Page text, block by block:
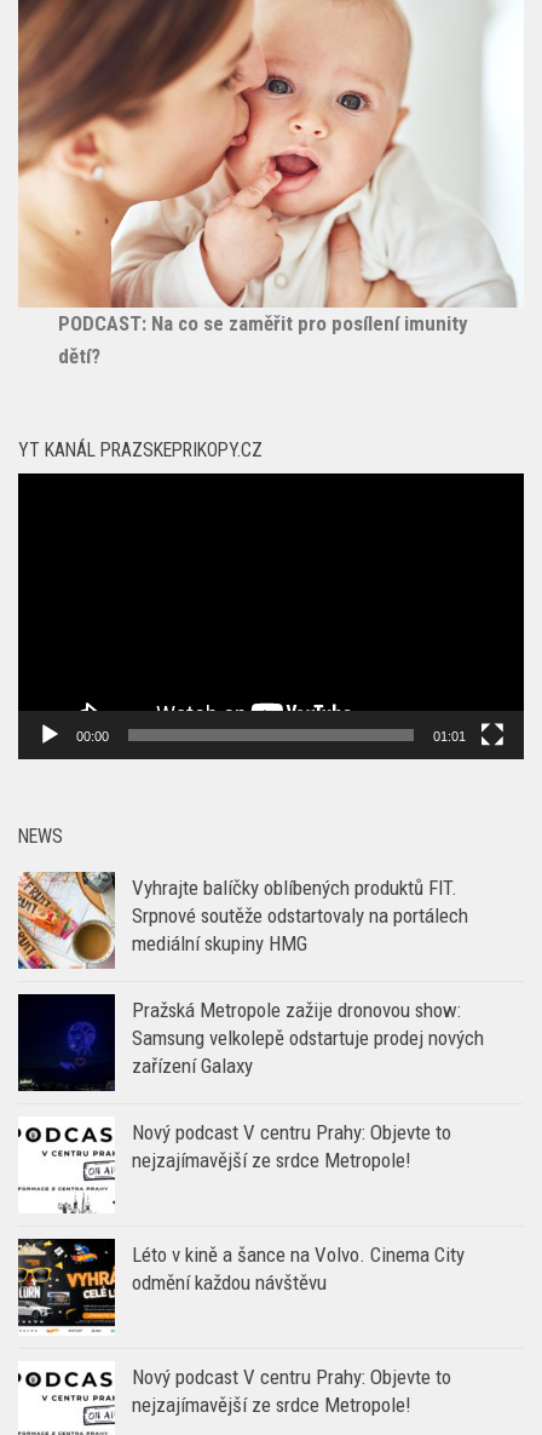
PODCAST: Na co se zaměřit pro posílení imunity
dětí?
YT KANÁL PRAZSKEPRIKOPY.CZ
00:00 01:01
NEWS
Vyhrajte balíčky oblíbených produktů FIT.
Srpnové soutěže odstartovaly na portálech
mediální skupiny HMG
Pražská Metropole zažije dronovou show:
Samsung velkolepě odstartuje prodej nových
zařízení Galaxy
Nový podcast V centru Prahy: Objevte to
nejzajímavější ze srdce Metropole!
Léto v kině a šance na Volvo. Cinema City
odmění každou návštěvu
Nový podcast V centru Prahy: Objevte to
nejzajímavější ze srdce Metropole!